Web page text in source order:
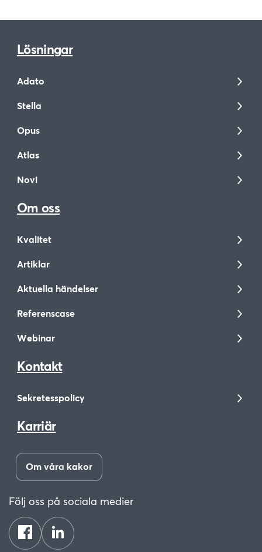
Lösningar
Adato
Stella
Opus
Atlas
Novi
Om oss
Kvalitet
Artiklar
Aktuella händelser
Referenscase
Webinar
Kontakt
Sekretesspolicy
Karriär
Om våra kakor
Följ oss på sociala medier